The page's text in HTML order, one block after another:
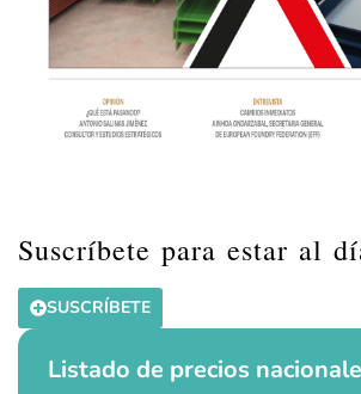
Suscríbete para estar al
SUSCRÍBETE
Listado de precios